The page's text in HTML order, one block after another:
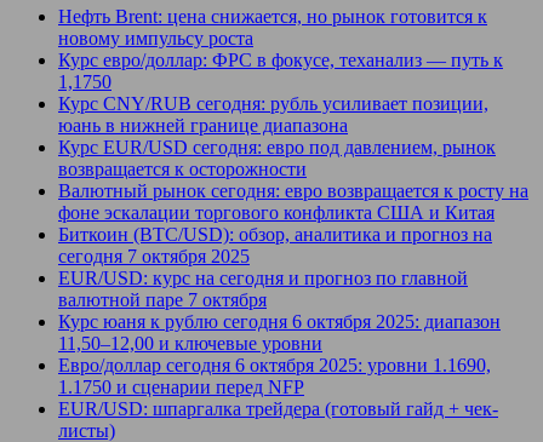
Нефть Brent: цена снижается, но рынок готовится к
новому импульсу роста
Курс евро/доллар: ФРС в фокусе, теханализ — путь к
1,1750
Курс CNY/RUB сегодня: рубль усиливает позиции,
юань в нижней границе диапазона
Курс EUR/USD сегодня: евро под давлением, рынок
возвращается к осторожности
Валютный рынок сегодня: евро возвращается к росту на
фоне эскалации торгового конфликта США и Китая
Биткоин (BTC/USD): обзор, аналитика и прогноз на
сегодня 7 октября 2025
EUR/USD: курс на сегодня и прогноз по главной
валютной паре 7 октября
Курс юаня к рублю сегодня 6 октября 2025: диапазон
11,50–12,00 и ключевые уровни
Евро/доллар сегодня 6 октября 2025: уровни 1.1690,
1.1750 и сценарии перед NFP
EUR/USD: шпаргалка трейдера (готовый гайд + чек-
листы)